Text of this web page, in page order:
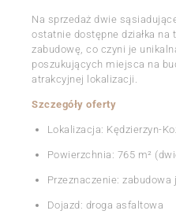
Na sprzedaż dwie
ostatnie dostępne działka na
zabudowę, co czyni je
poszukujących miejsca na
atrakcyjnej lokalizacji.
Szczegóły oferty
Lokalizacja: Kędzierzyn-
Powierzchnia: 765 m²
Przeznaczenie: zabudowa
Dojazd: droga asfaltowa